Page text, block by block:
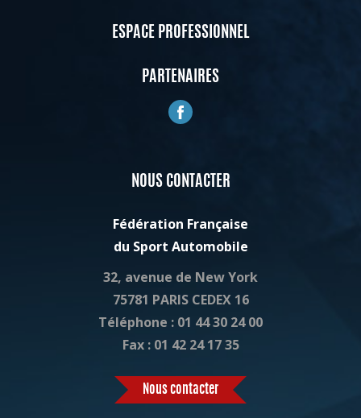
ESPACE PROFESSIONNEL
PARTENAIRES
NOUS CONTACTER
Fédération Française
du Sport Automobile
32, avenue de New York
75781 PARIS CEDEX 16
Téléphone : 01 44 30 24 00
Fax : 01 42 24 17 35
Nous contacter